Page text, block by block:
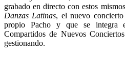
grabado en directo con estos
Danzas Latinas, el nuevo
propio Pacho y que se integra
Compartidos de Nuevos
gestionando.